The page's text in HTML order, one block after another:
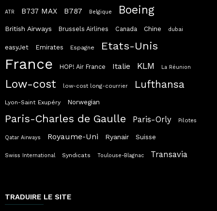
ATR B737 MAX B787 Belgique Boeing
British Airways Brussels Airlines Canada Chine dubai
easyJet Emirates Espagne Etats-Unis
France HOP! Air France Italie KLM La Réunion
Low-cost low-cost long-courrier Lufthansa
Lyon-Saint Exupéry Norwegian
Paris-Charles de Gaulle Paris-Orly Pilotes
Qatar Airways Royaume-Uni Ryanair Suisse
Swiss International Syndicats Toulouse-Blagnac Transavia
TRADUIRE LE SITE